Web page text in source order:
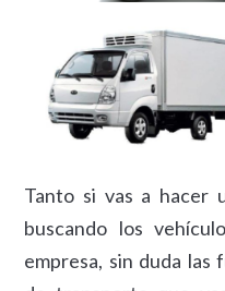
Tanto si vas a hacer
buscando los
empresa, sin duda